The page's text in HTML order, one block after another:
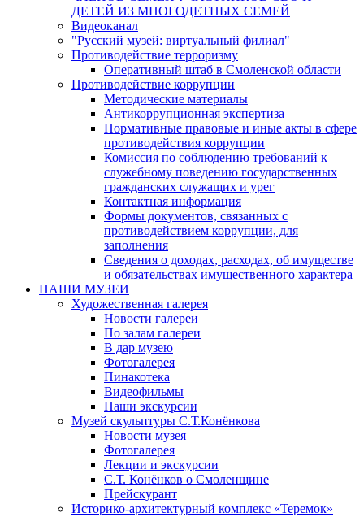
ДЕТЕЙ ИЗ МНОГОДЕТНЫХ СЕМЕЙ
Видеоканал
"Русский музей: виртуальный филиал"
Противодействие терроризму
Оперативный штаб в Смоленской области
Противодействие коррупции
Методические материалы
Антикоррупционная экспертиза
Нормативные правовые и иные акты в сфере
противодействия коррупции
Комиссия по соблюдению требований к
служебному поведению государственных
гражданских служащих и урег
Контактная информация
Формы документов, связанных с
противодействием коррупции, для
заполнения
Сведения о доходах, расходах, об имуществе
и обязательствах имущественного характера
НАШИ МУЗЕИ
Художественная галерея
Новости галереи
По залам галереи
В дар музею
Фотогалерея
Пинакотека
Видеофильмы
Наши экскурсии
Музей скульптуры С.Т.Конёнкова
Новости музея
Фотогалерея
Лекции и экскурсии
С.Т. Конёнков о Смоленщине
Прейскурант
Историко-архитектурный комплекс «Теремок»